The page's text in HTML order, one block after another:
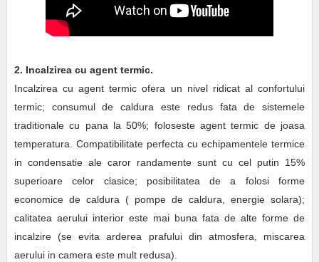
2. Incalzirea cu agent termic.
Incalzirea cu agent termic ofera un nivel ridicat al confortului
termic; consumul de caldura este redus fata de sistemele
traditionale cu pana la 50%; foloseste agent termic de joasa
temperatura. Compatibilitate perfecta cu echipamentele termice
in condensatie ale caror randamente sunt cu cel putin 15%
superioare celor clasice; posibilitatea de a folosi forme
economice de caldura ( pompe de caldura, energie solara);
calitatea aerului interior este mai buna fata de alte forme de
incalzire (se evita arderea prafului din atmosfera, miscarea
aerului in camera este mult redusa).